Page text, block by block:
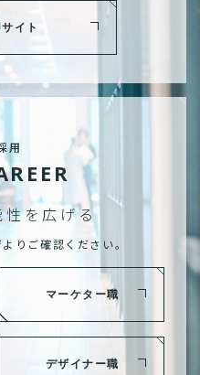
イト
用
性を広げる
りご確認ください。
マーケター職
デザイナー職